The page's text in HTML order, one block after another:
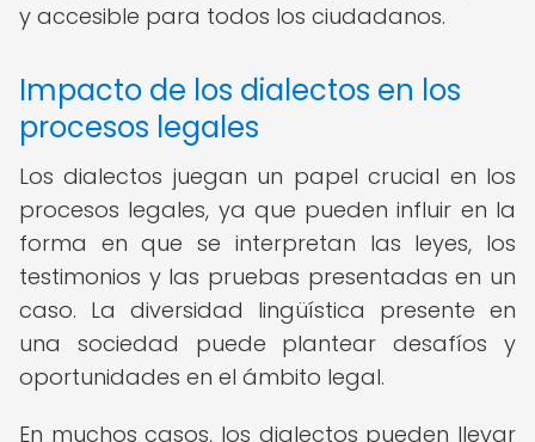
y accesible para todos los ciudadanos.
Impacto de los dialectos en los
procesos legales
Los dialectos juegan un papel crucial en los
procesos legales, ya que pueden influir en la
forma en que se interpretan las leyes, los
testimonios y las pruebas presentadas en un
caso. La diversidad lingüística presente en
una sociedad puede plantear desafíos y
oportunidades en el ámbito legal.
En muchos casos, los dialectos pueden llevar